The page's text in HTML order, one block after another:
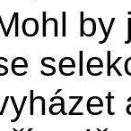
by